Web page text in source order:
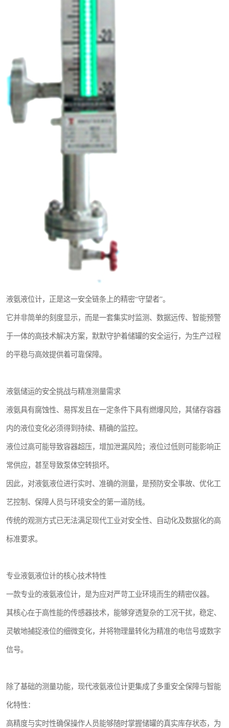
液氨液位计，正是这一安全链条上的精密“守望者”。
它并非简单的刻度显示，而是一套集实时监测、数据远传、智能预警
于一体的高技术解决方案，默默守护着储罐的安全运行，为生产过程
的平稳与高效提供着可靠保障。
液氨储运的安全挑战与精准测量需求
液氨具有腐蚀性、易挥发且在一定条件下具有燃爆风险，其储存容器
内的液位变化必须得到持续、精确的监控。
液位过高可能导致容器超压，增加泄漏风险；液位过低则可能影响正
常供应，甚至导致泵体空转损坏。
因此，对液氨液位进行实时、准确的测量，是预防安全事故、优化工
艺控制、保障人员与环境安全的第一道防线。
传统的观测方式已无法满足现代工业对安全性、自动化及数据化的高
标准要求。
专业液氨液位计的核心技术特性
一款专业的液氨液位计，是为应对严苛工业环境而生的精密仪器。
其核心在于高性能的传感器技术，能够穿透复杂的工况干扰，稳定、
灵敏地捕捉液位的细微变化，并将物理量转化为精准的电信号或数字
信号。
除了基础的测量功能，现代液氨液位计更集成了多重安全保障与智能
化特性：
高精度与实时性确保操作人员能够随时掌握储罐的真实库存状态，为